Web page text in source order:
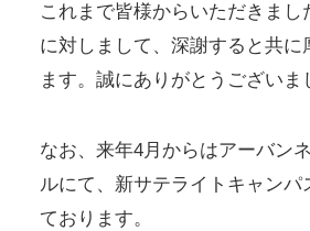
これまで皆様からいただきまし
に対しまして、深謝すると共に
ます。誠にありがとうございま
なお、来年4月からはアーバン
ルにて、新サテライトキャンパ
ております。